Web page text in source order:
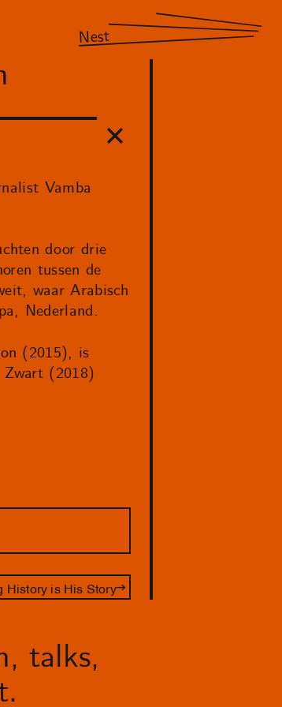
Nest
Vamba
door drie
tussen de
waar Arabisch
Nederland.
(2015), is
Zwart (2018)
History is His Story
talks,